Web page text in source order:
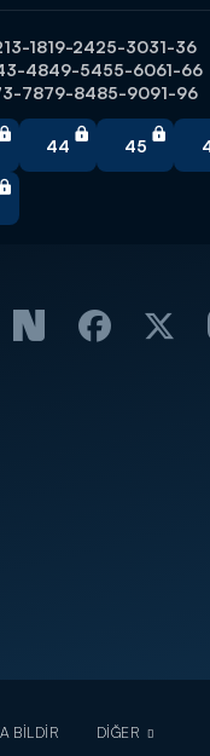
13-1819-2425-3031-36
4849-5455-6061-66
7879-8485-9091-96
44 45
BİLDİR DİĞER